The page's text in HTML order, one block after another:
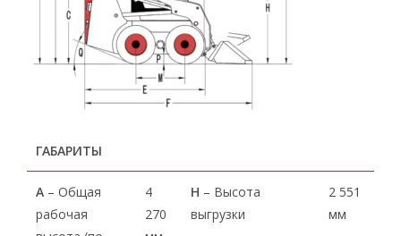
ГАБАРИТЫ
А – Общая
рабочая
4
270
H – Высота
выгрузки
2 551
мм